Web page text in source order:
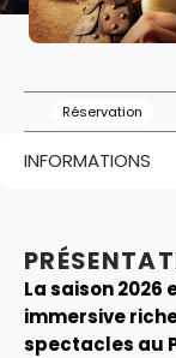
Réservation
INFORMATIONS
La saison 2026
immersive
spectacles au